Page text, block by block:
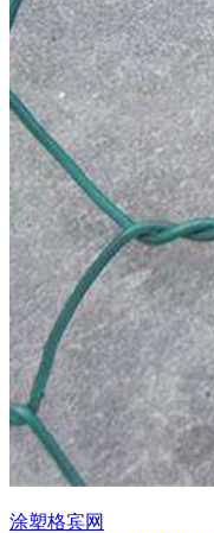
涂塑格宾网